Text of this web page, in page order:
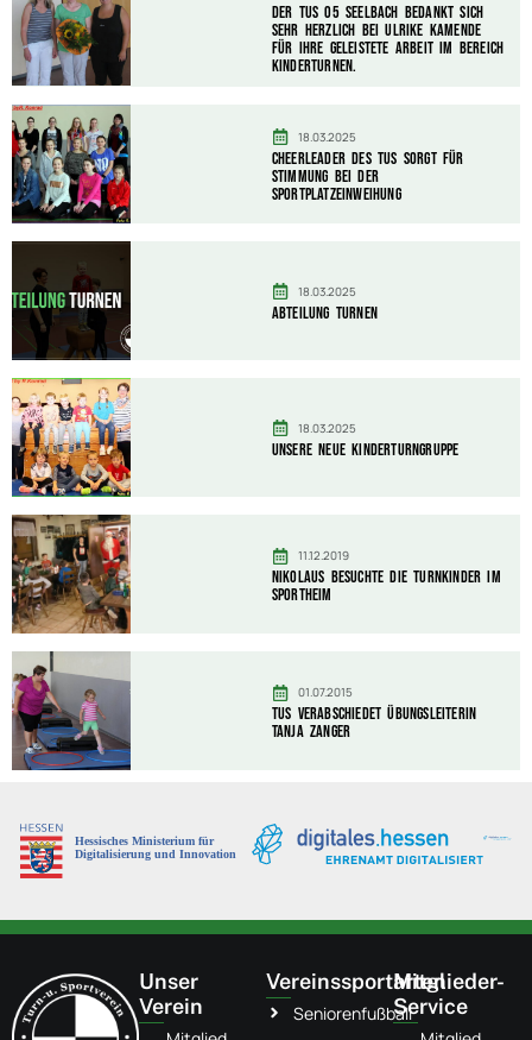
Der TuS 05 Seelbach bedankt sich
sehr herzlich bei Ulrike Kamende
für Ihre geleistete Arbeit im Bereich
Kinderturnen.
18.03.2025
Cheerleader des TuS sorgt für
Stimmung bei der
Sportplatzeinweihung
18.03.2025
Abteilung Turnen
18.03.2025
unsere neue Kinderturngruppe
11.12.2019
Nikolaus besuchte die Turnkinder im
Sportheim
01.07.2015
TuS verabschiedet Übungsleiterin
Tanja Zanger
Unser
Verein
Vereinssportarten
Seniorenfußball
Mitglieder-
Service